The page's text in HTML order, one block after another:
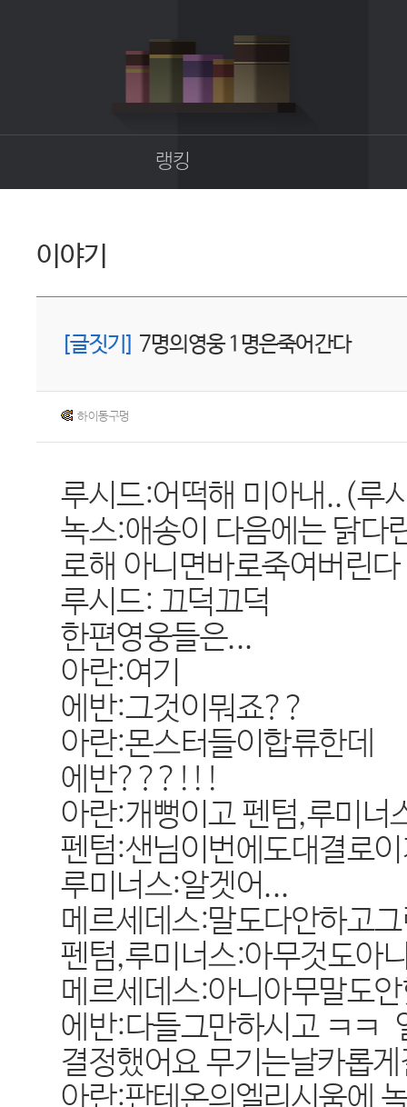
랭킹
이야기
[글짓기] 7명의영웅 1명은죽어간다
하이동구멍
루시드:어떡해 미아내..(루
녹스:애송이 다음에는 닭다
로해 아니면바로죽여버린다
루시드: 끄덕끄덕
한편영웅들은...
아란:여기
에반:그것이뭐죠??
아란:몬스터들이합류한데
에반???!!!
아란:개뻥이고 펜텀,루미너
펜텀:샌님이번에도대결로
루미너스:알겟어...
메르세데스:말도다안하고
펜텀,루미너스:아무것도아
메르세데스:아니아무말도
에반:다들그만하시고 ㅋㅋ
결정했어요 무기는날카롭
아란:판테온의엘리시움에